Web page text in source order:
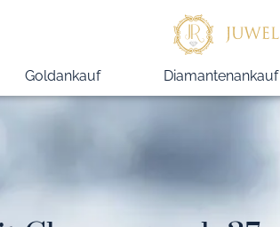
Goldankauf Diamantenankauf